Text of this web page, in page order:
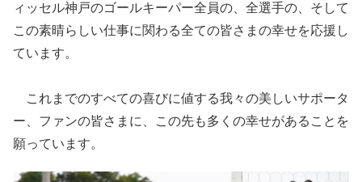
ィッセル神戸のゴールキーパー全員の、全選手の、そして
この素晴らしい仕事に関わる全ての皆さまの幸せを応援し
ています。
これまでのすべての喜びに値する我々の美しいサポータ
ー、ファンの皆さまに、この先も多くの幸せがあることを
願っています。